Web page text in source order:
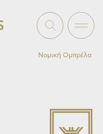
Νομική Ομπρέλα